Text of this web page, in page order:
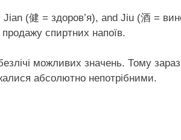
(健 = здоров’я), and Jiu (酒 =
спиртних напоїв.
можливих значень. Тому
абсолютно непотрібними.